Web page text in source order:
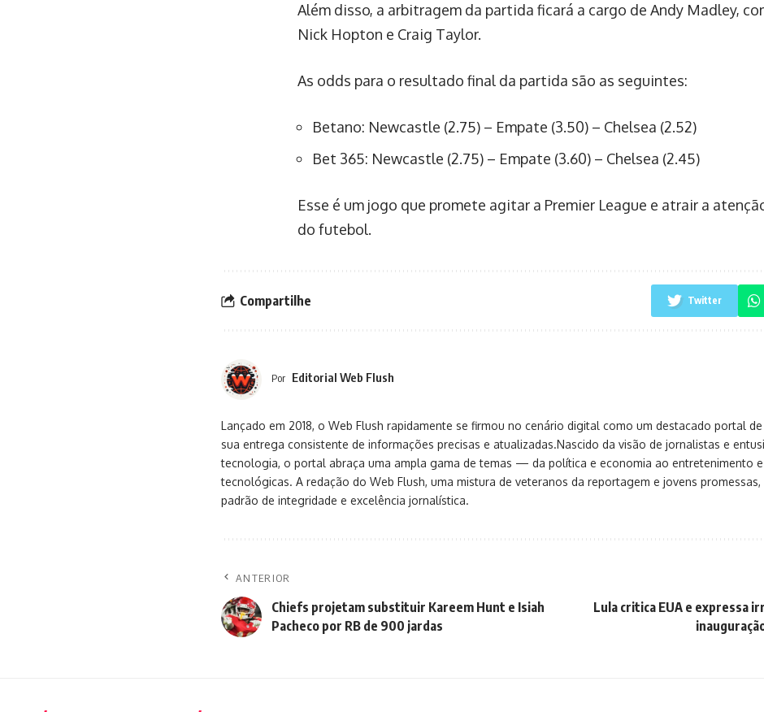
Além disso, a arbitragem da partida ficará a cargo de Andy Madley,
Nick Hopton e Craig Taylor.
As odds para o resultado final da partida são as seguintes:
Betano: Newcastle (2.75) – Empate (3.50) – Chelsea (2.52)
Bet 365: Newcastle (2.75) – Empate (3.60) – Chelsea (2.45)
Esse é um jogo que promete agitar a Premier League e atrair a
do futebol.
Compartilhe Twitter
Por Editorial Web Flush
Lançado em 2018, o Web Flush rapidamente se firmou no cenário digital como um destacado portal
sua entrega consistente de informações precisas e atualizadas.Nascido da visão de jornalistas e
tecnologia, o portal abraça uma ampla gama de temas — da política e economia ao entretenimento
tecnológicas. A redação do Web Flush, uma mistura de veteranos da reportagem e jovens
padrão de integridade e excelência jornalística.
ANTERIOR
Chiefs projetam substituir Kareem Hunt e Isiah
Pacheco por RB de 900 jardas
Lula critica EUA e expressa